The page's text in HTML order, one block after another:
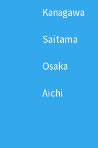
Kanagawa
Saitama
Osaka
Aichi